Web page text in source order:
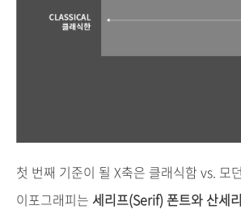
첫 번째 기준이 될 X축은 클래식함 vs. 모
이포그래피는 세리프(Serif) 폰트와 산세